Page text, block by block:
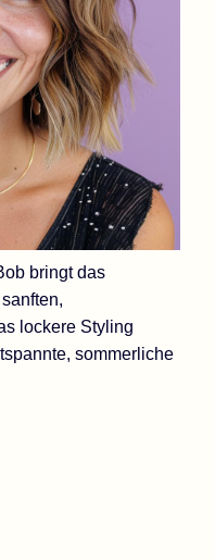
bringt das
lockere Styling
sommerliche